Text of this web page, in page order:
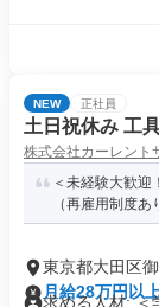
NEW 正社員
土日祝休み 工
株式会社カーレント
＜未経験大歓
（再雇用制度
東京都大田区
月給28万円以上
求める人材: ＜